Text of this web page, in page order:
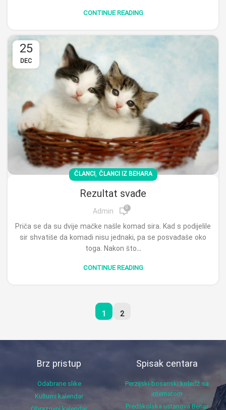
CONTINUE READING
25
DEC
ČLANCI, ČLANCI IZ BEHARA
Rezultat svađe
Admin 0
Priča se da su dvije mačke našle komad sira. Kad s podijelile
sir shvatiše da komadi nisu jednaki, pa se posvađaše oko
toga. Nakon što...
CONTINUE READING
1 2
Brz pristup
Odabrane slike
Kulturni kalendar
Spisak centara
Perzijski-bosanski koledž sa
internatom
Predškolska ustanova Behar